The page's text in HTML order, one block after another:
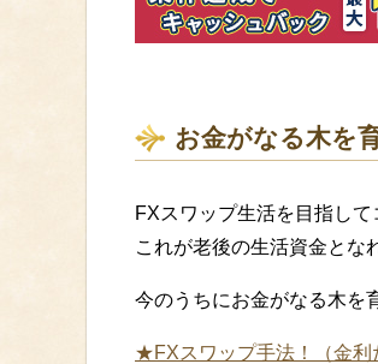
お金がなる木を
FXスワップ生活を目指して
これが老後の生活資金とな
今のうちにお金がなる木を
★FXスワップ手法！（金利